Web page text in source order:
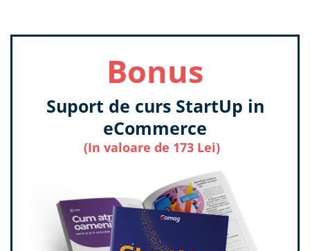
Bonus
Suport de curs StartUp in
eCommerce
(In valoare de 173 Lei)